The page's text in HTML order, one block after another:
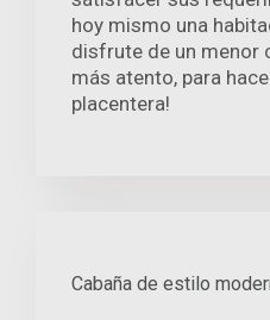
hoy mismo una
disfrute de un menor
más atento, para
placentera!
Cabaña de estilo